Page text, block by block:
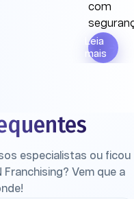
com
Leia
mais
especialistas ou ficou
Vem que a